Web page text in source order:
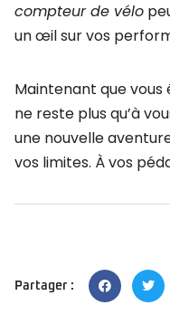
compteur de vélo
un œil sur vos
Maintenant que vous
ne reste plus qu’à
une nouvelle
vos limites. À vos
Partager :